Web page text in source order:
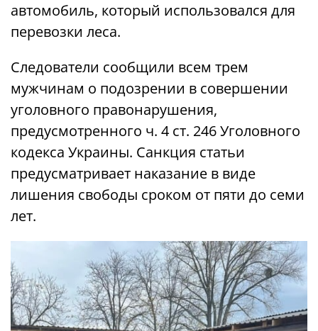
автомобиль, который использовался для
перевозки леса.
Следователи сообщили всем трем
мужчинам о подозрении в совершении
уголовного правонарушения,
предусмотренного ч. 4 ст. 246 Уголовного
кодекса Украины. Санкция статьи
предусматривает наказание в виде
лишения свободы сроком от пяти до семи
лет.